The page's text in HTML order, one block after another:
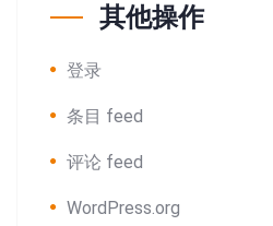
其他操作
登录
条目 feed
评论 feed
WordPress.org